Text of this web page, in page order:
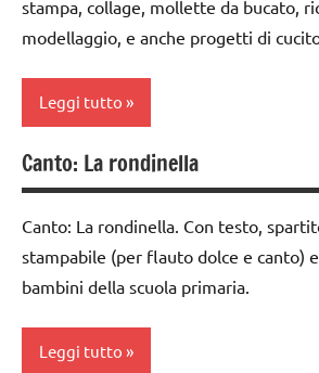
ARTICOLI
FESTE
DELL'ANNO
cardata
presepe
Primavera
TUTORIAL
stampa, collage, mollette da bucato,
modellaggio, e anche progetti di
Leggi tutto
classi
1a-5a
da 0
a 3
anni
dai
3 ai
Canto: La rondinella
Canto: La rondinella. Con testo,
stampabile (per flauto dolce e canto)
bambini della scuola primaria.
Leggi tutto